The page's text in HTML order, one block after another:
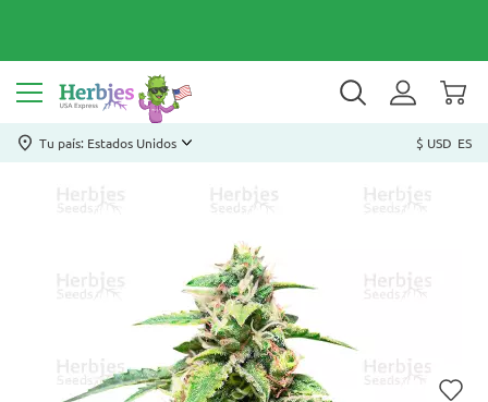
Tu país: Estados Unidos $ USD ES